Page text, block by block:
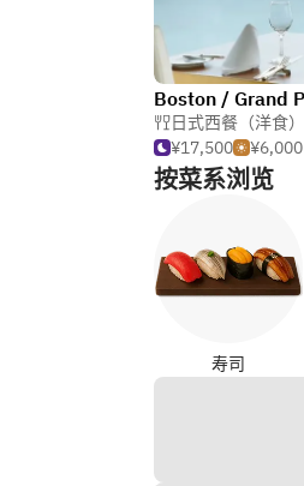
日式西餐（洋食）
¥17,500
¥6,000
按菜系浏览
寿司